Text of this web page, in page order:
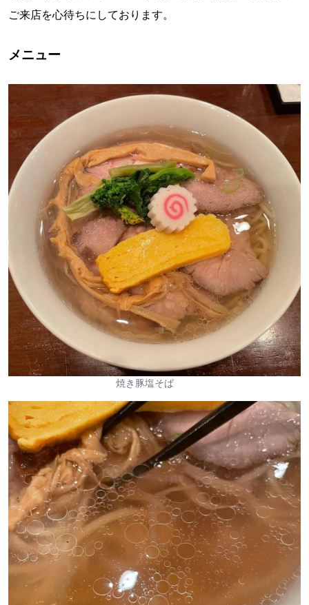
ご来店を心待ちにしております。
メニュー
焼き豚塩そば